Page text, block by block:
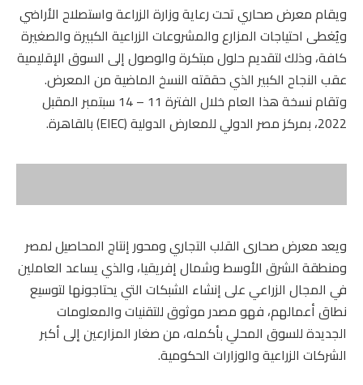
ويقام معرض صحاري تحت رعاية وزارة الزراعة واستصلاح الأراضي
ويُغطى احتياجات المزارع والمشروعات الزراعية الكبيرة والصغيرة
كافة، وذلك لتقديم حلول مبتكرة والوصول إلى السوق الإقليمية
عقب النجاح الكبير الذي حققته النسخ الماضية من المعرض.
وتقام نسخة هذا العام خلال الفترة 11 – 14 سبتمبر المقبل
2022، بمركز مصر الدولي للمعارض الدولية (EIEC) بالقاهرة.
ويعد معرض صحارى القلب التجاري ومحور إنتاج المحاصيل لمصر
ومنطقة الشرق الأوسط وشمال إفريقيا، والذي يساعد العاملين
في المجال الزراعي على إنشاء الشبكات التي يحتاجونها لتوسيع
نطاق أعمالهم، فهو مصدر موثوق للتقنيات والمعلومات
الجديدة للسوق المحلي بأكمله، من صغار المزارعين إلى أكبر
الشركات الزراعية والوزارات الحكومية.